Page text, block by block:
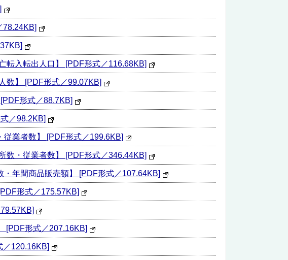
入転出人口】 [PDF形式／116.68KB]
数】 [PDF形式／99.07KB]
形式／88.7KB]
／98.2KB]
業者数】 [PDF形式／199.6KB]
・従業者数】 [PDF形式／346.44KB]
年間商品販売額】 [PDF形式／107.64KB]
形式／175.57KB]
[PDF形式／207.16KB]
120.16KB]